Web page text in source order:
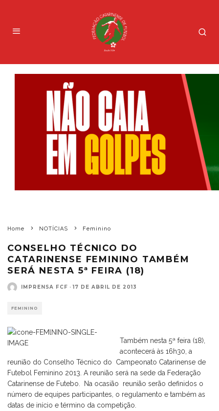
Home NOTÍCIAS Feminino
CONSELHO TÉCNICO DO
CATARINENSE FEMININO TAMBÉM
SERÁ NESTA 5ª FEIRA (18)
IMPRENSA FCF · 17 DE ABRIL DE 2013
FEMININO
Também nesta 5ª feira (18),
acontecerá às 16h30, a
reunião do Conselho Técnico do Campeonato Catarinense de
Futebol Feminino 2013. A reunião será na sede da Federação
Catarinense de Futebo. Na ocasião reunião serão definidos o
número de equipes participantes, o regulamento e também as
datas de início e término da competição.